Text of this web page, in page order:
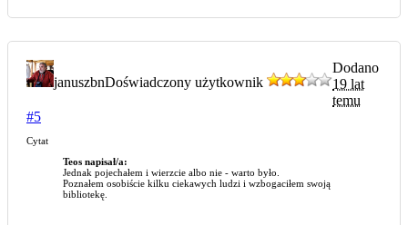
januszbnDoświadczony użytkownik
Dodano
19 lat
temu
#5
Cytat
Teos napisał/a:
Jednak pojechałem i wierzcie albo nie - warto było.
Poznałem osobiście kilku ciekawych ludzi i wzbogaciłem swoją
bibliotekę.